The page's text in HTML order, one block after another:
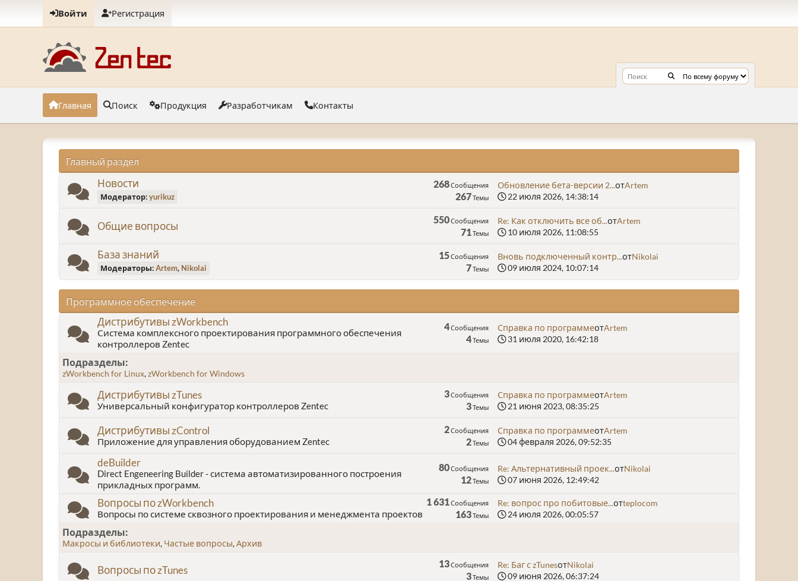
Войти Регистрация
Главная Поиск Продукция Разработчикам Контакты
Главный раздел
Новости
Модератор:yurikuz
268Сообщения
267Темы
Обновление бета-версии 2...отArtem
22 июля 2026, 14:38:14
Общие вопросы
550Сообщения
71 Темы
Re: Как отключить все об...отArtem
10 июля 2026, 11:08:55
База знаний
Модераторы:Artem, Nikolai
15Сообщения
7Темы
Вновь подключенный контр...отNikolai
09 июля 2024, 10:07:14
Программное обеспечение
Дистрибутивы zWorkbench
Система комплексного проектирования программного обеспечения
контроллеров Zentec
4Сообщения
4Темы
Справка по программеотArtem
31 июля 2020, 16:42:18
Подразделы
zWorkbench for Linux zWorkbench for Windows
Дистрибутивы zTunes
Универсальный конфигуратор контроллеров Zentec
3Сообщения
3Темы
Справка по программеотArtem
21 июня 2023, 08:35:25
Дистрибутивы zControl
Приложение для управления оборудованием Zentec
2Сообщения
2Темы
Справка по программеотArtem
04 февраля 2026, 09:52:35
deBuilder
Direct Engeneering Builder - система автоматизированного построения
прикладных программ.
80Сообщения
12Темы
Re: Альтернативный проек...отNikolai
07 июня 2026, 12:49:42
Вопросы по zWorkbench
Вопросы по системе сквозного проектирования и менеджмента проектов
1 631Сообщения
163Темы
Re: вопрос про побитовые...отteplocom
24 июля 2026, 00:05:57
Подразделы
Макросы и библиотеки Частые вопросы Архив
Вопросы по zTunes
13Сообщения
3Темы
Re: Баг с zTunesотNikolai
09 июня 2026, 06:37:24